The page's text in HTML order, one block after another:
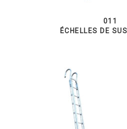
011
ÉCHELLES DE